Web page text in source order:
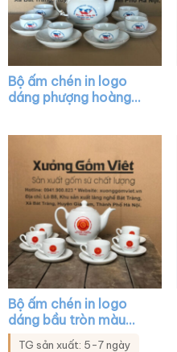
Bộ ấm chén in logo
dáng phượng hoàng
Bộ ấm chén in logo
dáng bầu tròn màu
trắng vẽ tay XG-AC18
TG sản xuất: 5-7 ngày